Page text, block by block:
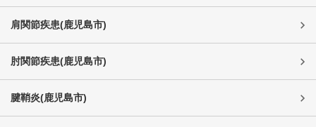
肩関節疾患(鹿児島市)
肘関節疾患(鹿児島市)
腱鞘炎(鹿児島市)